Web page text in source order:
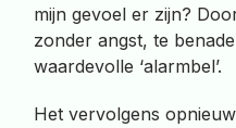
mijn gevoel er zijn?
zonder angst, te
waardevolle ‘alarmbel’.
Het vervolgens